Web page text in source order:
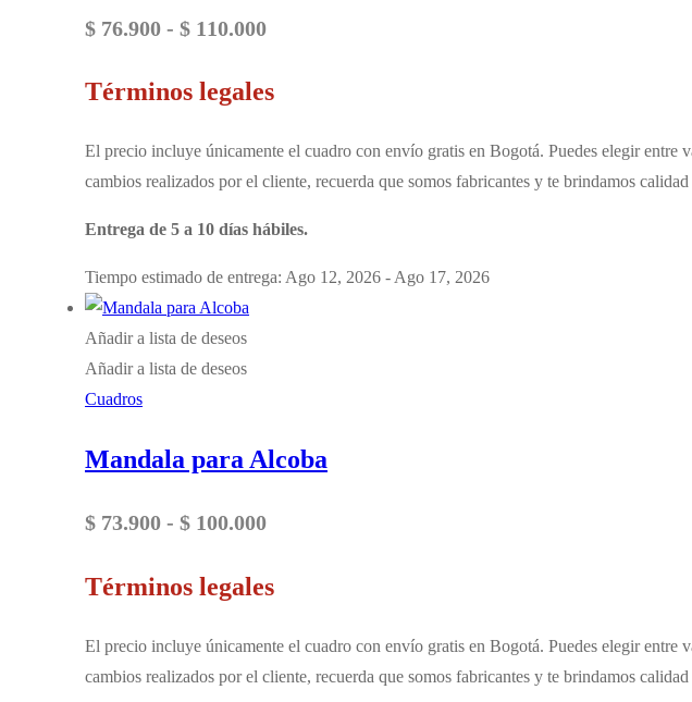
$ 76.900 - $ 110.000Rango
precios:
desde
$ 76.900
hasta
Términos legales
El precio incluye únicamente el cuadro con envío gratis en Bogotá. Puedes elegir entre
cambios realizados por el cliente, recuerda que somos fabricantes y te brindamos
Entrega de 5 a 10 días hábiles.
Tiempo estimado de entrega: Ago 12, 2026 - Ago 17, 2026
Añadir a lista de deseos
Añadir a lista de deseos
Cuadros
Mandala para Alcoba
$ 73.900 - $ 100.000Rango
precios:
desde
$ 73.900
Términos legales
El precio incluye únicamente el cuadro con envío gratis en Bogotá. Puedes elegir entre
cambios realizados por el cliente, recuerda que somos fabricantes y te brindamos